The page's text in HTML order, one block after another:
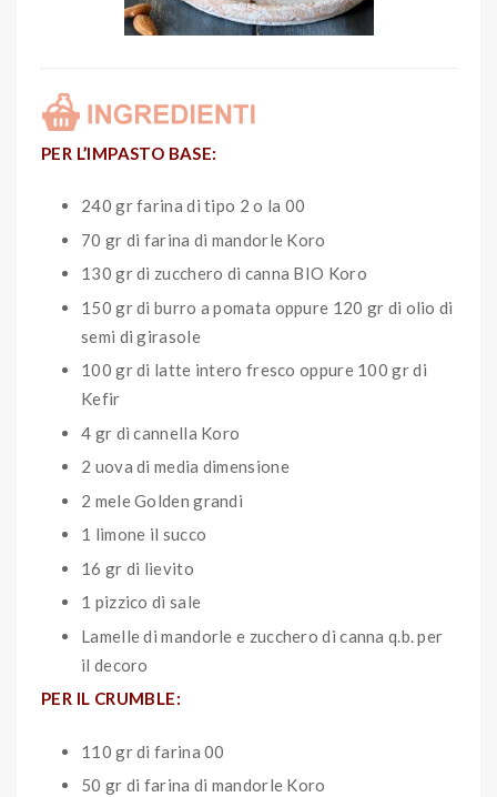
PER L’IMPASTO BASE:
240 gr farina di tipo 2 o la 00
70 gr di farina di mandorle Koro
130 gr di zucchero di canna BIO Koro
150 gr di burro a pomata oppure 120 gr di olio di
semi di girasole
100 gr di latte intero fresco oppure 100 gr di
Kefir
4 gr di cannella Koro
2 uova di media dimensione
2 mele Golden grandi
1 limone il succo
16 gr di lievito
1 pizzico di sale
Lamelle di mandorle e zucchero di canna q.b. per
il decoro
PER IL CRUMBLE:
110 gr di farina 00
50 gr di farina di mandorle Koro